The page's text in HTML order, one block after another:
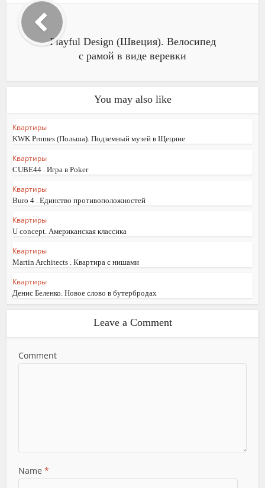
Playful Design (Швеция). Велосипед
с рамой в виде веревки
You may also like
Квартиры
KWK Promes (Польша). Подземный музей в Щецине
Квартиры
CUBE44 . Игра в Poker
Квартиры
Buro 4 . Единство противоположностей
Квартиры
U concept. Американская классика
Квартиры
Martin Architects . Квартира с нишами
Квартиры
Денис Беленко. Новое слово в бутербродах
Leave a Comment
Comment
Name *